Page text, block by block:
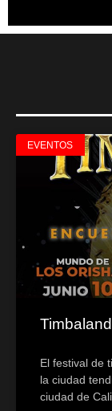
EVENTOS
El festival de
la ciudad
ciudad de